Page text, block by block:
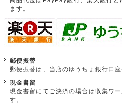
ます。
郵便振替
郵便振替は、当店のゆうちょ銀行口
現金書留
現金書留にてご決済の場合は収集ワ
す。